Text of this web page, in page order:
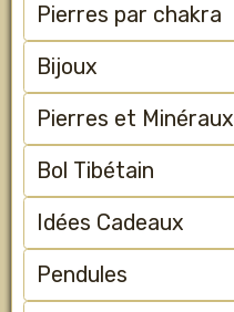
Pierres par chakra
Bijoux
Pierres et Minéraux
Bol Tibétain
Idées Cadeaux
Pendules